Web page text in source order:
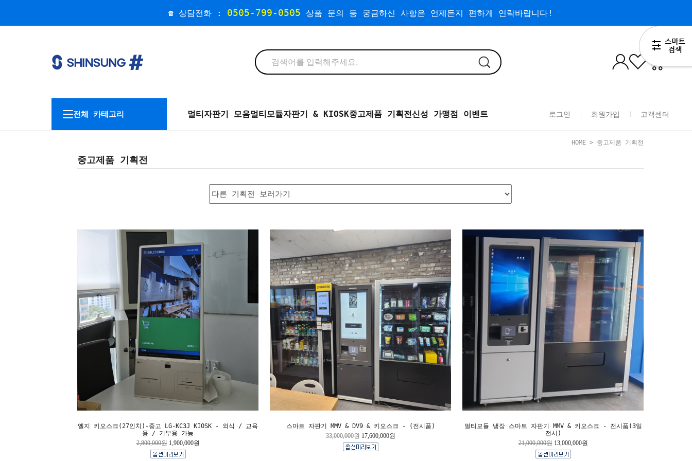
☎ 상담전화 : 0505-799-0505 상품 문의 등 궁금하신 사항은 언제든지 편하게 연락바랍니다!
전체 카테고리 멀티자판기 모음멀티모듈자판기 & KIOSK중고제품 기획전신성 가맹점 이벤트 로그인 회원가입 고객센터
HOME > 중고제품 기획전
중고제품 기획전
엘지 키오스크(27인치)-중고 LG-KC3J KIOSK - 외식 / 교육
용 / 기부용 가능
2,800,000원 1,900,000원
스마트 자판기 MMV & DV9 & 키오스크 - (전시품)
33,000,000원 17,600,000원
멀티모듈 냉장 스마트 자판기 MMV & 키오스크 - 전시품(3일
전시)
21,000,000원 13,000,000원